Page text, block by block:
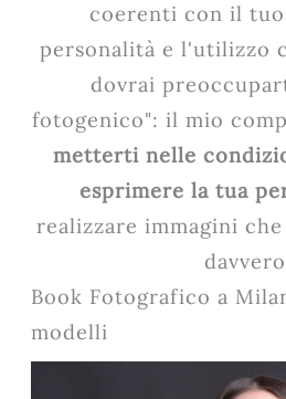
coerenti con il
personalità e l'utilizzo
dovrai
fotogenico": il mio
metterti nelle
esprimere la tua
realizzare immagini
Book Fotografico a
modelli